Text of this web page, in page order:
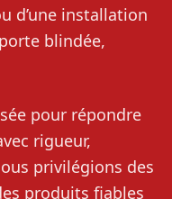
d’une installation
blindée,
pour répondre
rigueur,
privilégions des
produits fiables